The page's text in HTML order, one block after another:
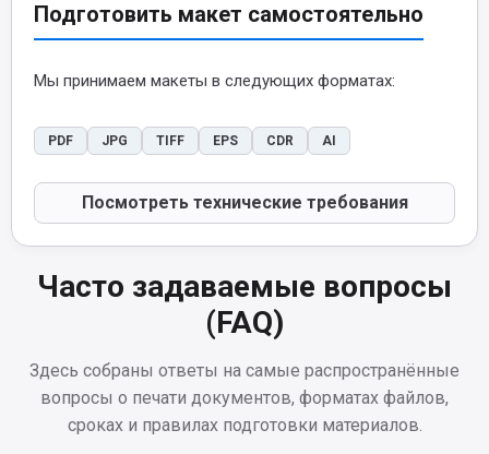
Подготовить макет самостоятельно
Мы принимаем макеты в следующих форматах:
PDF JPG TIFF EPS CDR AI
Посмотреть технические требования
Часто задаваемые вопросы
(FAQ)
Здесь собраны ответы на самые распространённые
вопросы о печати документов, форматах файлов,
сроках и правилах подготовки материалов.